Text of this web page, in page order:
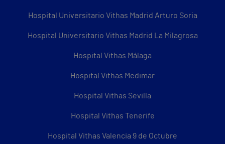
Hospital Universitario Vithas Madrid Arturo Soria
Hospital Universitario Vithas Madrid La Milagrosa
Hospital Vithas Málaga
Hospital Vithas Medimar
Hospital Vithas Sevilla
Hospital Vithas Tenerife
Hospital Vithas Valencia 9 de Octubre